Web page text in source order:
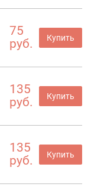
75
руб.
Купить
135
руб.
Купить
135
руб.
Купить